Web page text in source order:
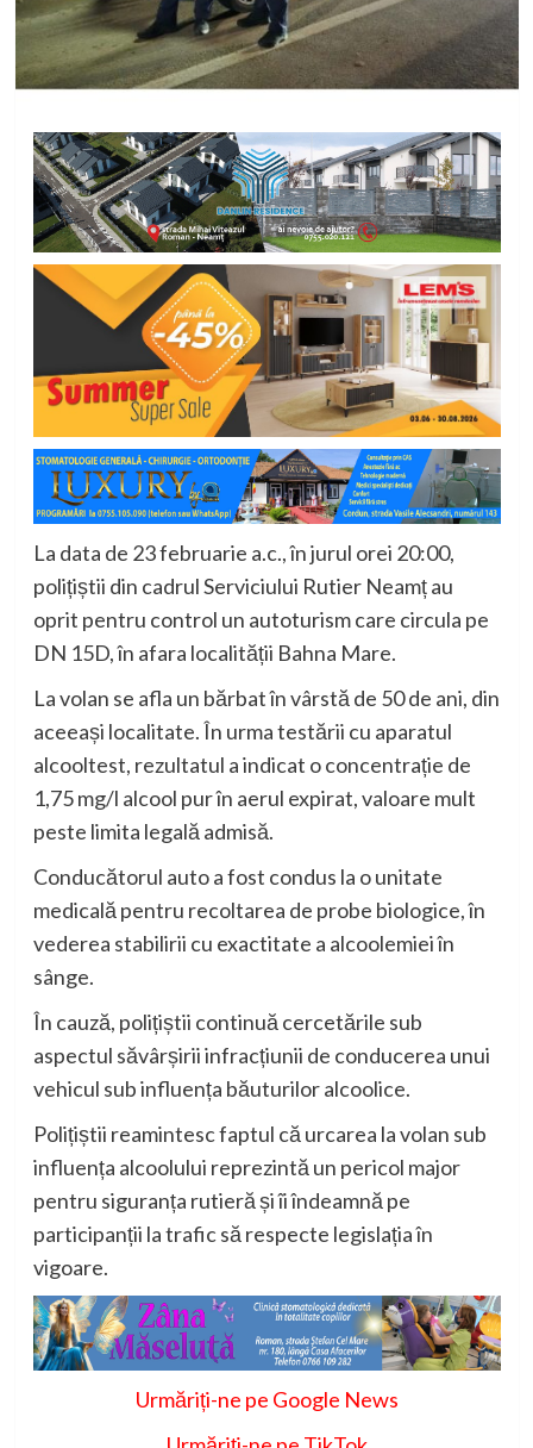
La data de 23 februarie a.c., în jurul orei 20:00,
polițiștii din cadrul Serviciului Rutier Neamț au
oprit pentru control un autoturism care circula pe
DN 15D, în afara localității Bahna Mare.
La volan se afla un bărbat în vârstă de 50 de ani, din
aceeași localitate. În urma testării cu aparatul
alcooltest, rezultatul a indicat o concentrație de
1,75 mg/l alcool pur în aerul expirat, valoare mult
peste limita legală admisă.
Conducătorul auto a fost condus la o unitate
medicală pentru recoltarea de probe biologice, în
vederea stabilirii cu exactitate a alcoolemiei în
sânge.
În cauză, polițiștii continuă cercetările sub
aspectul săvârșirii infracțiunii de conducerea unui
vehicul sub influența băuturilor alcoolice.
Polițiștii reamintesc faptul că urcarea la volan sub
influența alcoolului reprezintă un pericol major
pentru siguranța rutieră și îi îndeamnă pe
participanții la trafic să respecte legislația în
vigoare.
Urmăriți-ne pe Google News